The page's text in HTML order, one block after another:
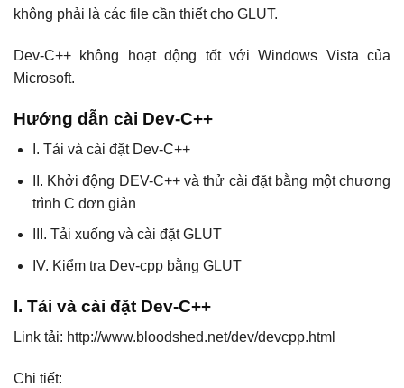
không phải là các file cần thiết cho GLUT.
Dev-C++ không hoạt động tốt với Windows Vista của
Microsoft.
Hướng dẫn cài Dev-C++
I. Tải và cài đặt Dev-C++
II. Khởi động DEV-C++ và thử cài đặt bằng một chương
trình C đơn giản
III. Tải xuống và cài đặt GLUT
IV. Kiểm tra Dev-cpp bằng GLUT
I. Tải và cài đặt Dev-C++
Link tải: http://www.bloodshed.net/dev/devcpp.html
Chi tiết: